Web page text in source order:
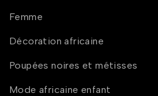
Femme
Décoration africaine
Poupées noires et métisses
Mode africaine enfant